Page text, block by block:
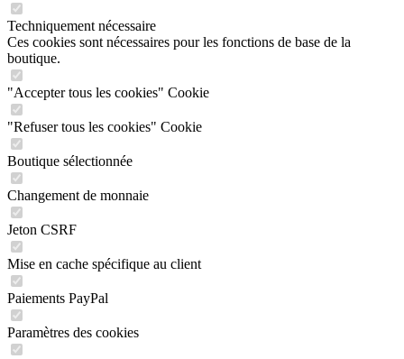
Techniquement nécessaire
Ces cookies sont nécessaires pour les fonctions de base de la
boutique.
"Accepter tous les cookies" Cookie
"Refuser tous les cookies" Cookie
Boutique sélectionnée
Changement de monnaie
Jeton CSRF
Mise en cache spécifique au client
Paiements PayPal
Paramètres des cookies